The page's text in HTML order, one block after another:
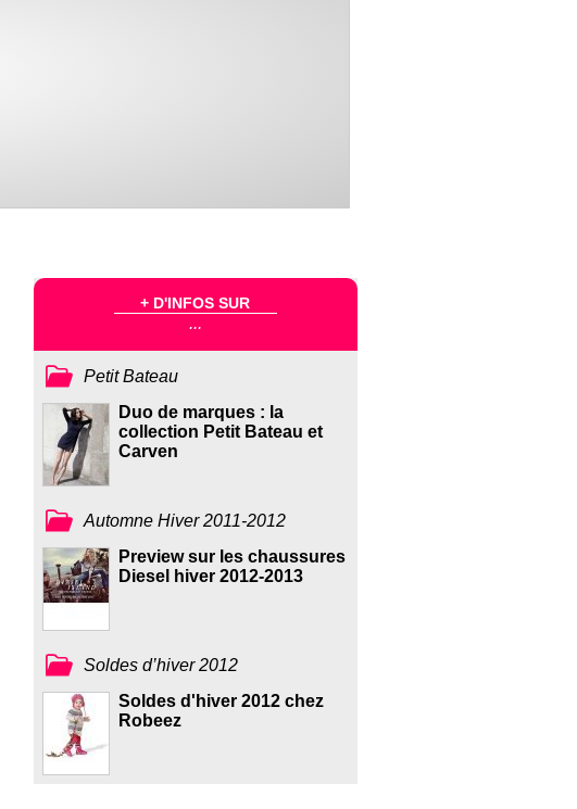
+ D'INFOS SUR
...
Petit Bateau
Duo de marques : la
collection Petit Bateau et
Carven
Automne Hiver 2011-2012
Preview sur les chaussures
Diesel hiver 2012-2013
Soldes d’hiver 2012
Soldes d'hiver 2012 chez
Robeez